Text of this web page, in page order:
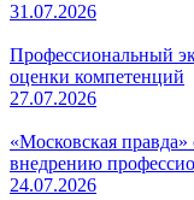
31.07.2026
Профессиональный
оценки компетенций
27.07.2026
«Московская
внедрению
24.07.2026